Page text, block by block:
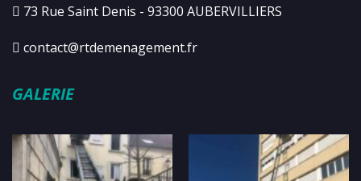
73 Rue Saint Denis - 93300 AUBERVILLIERS
contact@rtdemenagement.fr
GALERIE